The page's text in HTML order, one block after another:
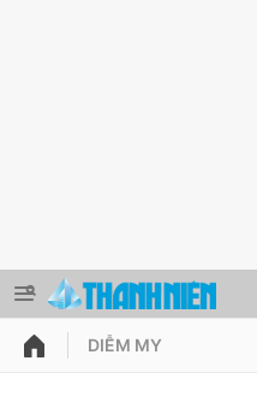
QUẢNG CÁO
DIỄM MY